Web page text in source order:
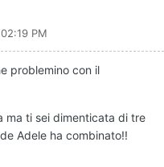
PM
problemino con il
ma ti sei dimenticata di tre
Adele ha combinato!!